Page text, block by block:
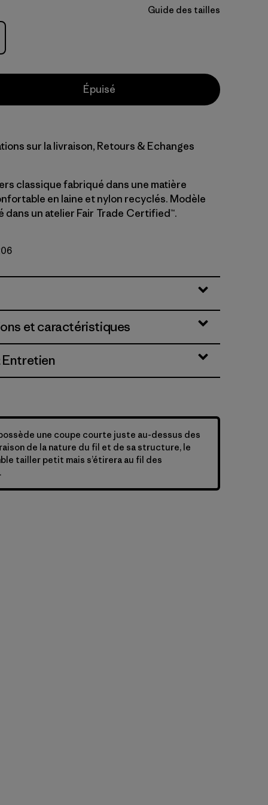
Guide des tailles
Épuisé
sur la livraison, Retours & Echanges
classique fabriqué dans une matière
en laine et nylon recyclés. Modèle
un atelier Fair Trade Certified™.
et caractéristiques
Entretien
une coupe courte juste au-dessus des
de la nature du fil et de sa structure, le
tailler petit mais s’étirera au fil des